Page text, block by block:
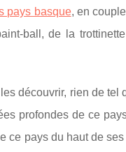
pays basque, en
ball, de la
découvrir, rien de tel
profondes de ce
ce pays du haut de